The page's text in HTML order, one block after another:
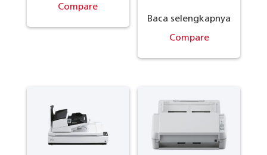
Compare
Baca selengkapnya
Compare